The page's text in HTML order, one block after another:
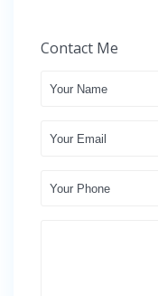
Contact Me